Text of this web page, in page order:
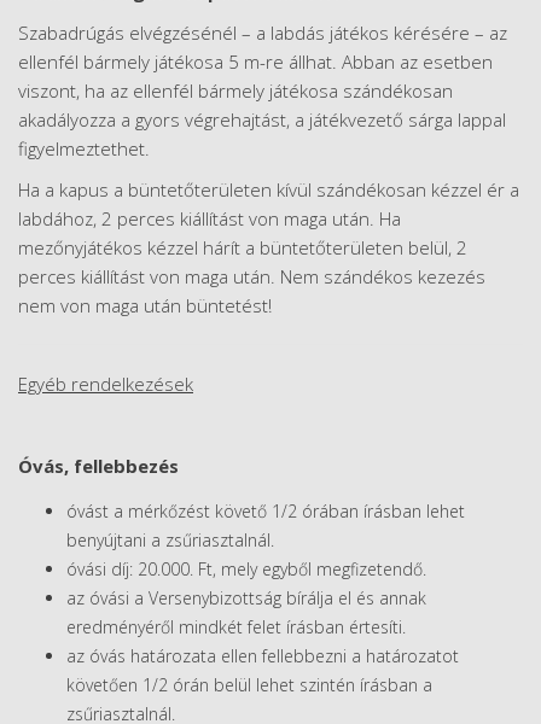
Szabadrúgás elvégzésénél – a labdás játékos kérésére – az
ellenfél bármely játékosa 5 m-re állhat. Abban az esetben
viszont, ha az ellenfél bármely játékosa szándékosan
akadályozza a gyors végrehajtást, a játékvezető sárga lappal
figyelmeztethet.
Ha a kapus a büntetőterületen kívül szándékosan kézzel ér a
labdához, 2 perces kiállítást von maga után. Ha
mezőnyjátékos kézzel hárít a büntetőterületen belül, 2
perces kiállítást von maga után. Nem szándékos kezezés
nem von maga után büntetést!
Egyéb rendelkezések
Óvás, fellebbezés
óvást a mérkőzést követő 1/2 órában írásban lehet
benyújtani a zsűriasztalnál.
óvási díj: 20.000. Ft, mely egyből megfizetendő.
az óvási a Versenybizottság bírálja el és annak
eredményéről mindkét felet írásban értesíti.
az óvás határozata ellen fellebbezni a határozatot
követően 1/2 órán belül lehet szintén írásban a
zsűriasztalnál.